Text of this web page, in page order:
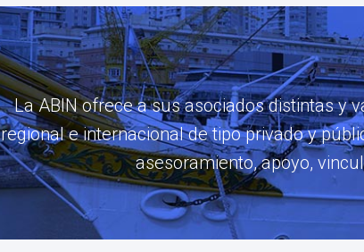
La ABIN ofrece a sus asociados distintas y
regional e internacional de tipo privado y
asesoramiento, apoyo,